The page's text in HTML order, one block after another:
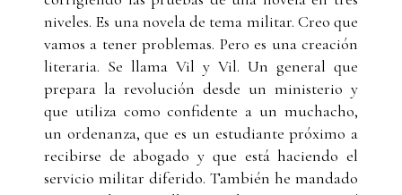
niveles. Es una novela de tema militar. Creo que
vamos a tener problemas. Pero es una creación
literaria. Se llama Vil y Vil. Un general que
prepara la revolución desde un ministerio y
que utiliza como confidente a un muchacho,
un ordenanza, que es un estudiante próximo a
recibirse de abogado y que está haciendo el
servicio militar diferido. También he mandado